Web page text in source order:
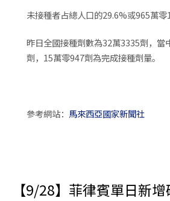
未接種者占總人口的29.6%或965萬零
昨日全國接種劑數為32萬3335劑，當
劑，15萬零947劑為完成接種劑量。
參考網站： 馬來西亞國家新聞社
【9/28】菲律賓單日新